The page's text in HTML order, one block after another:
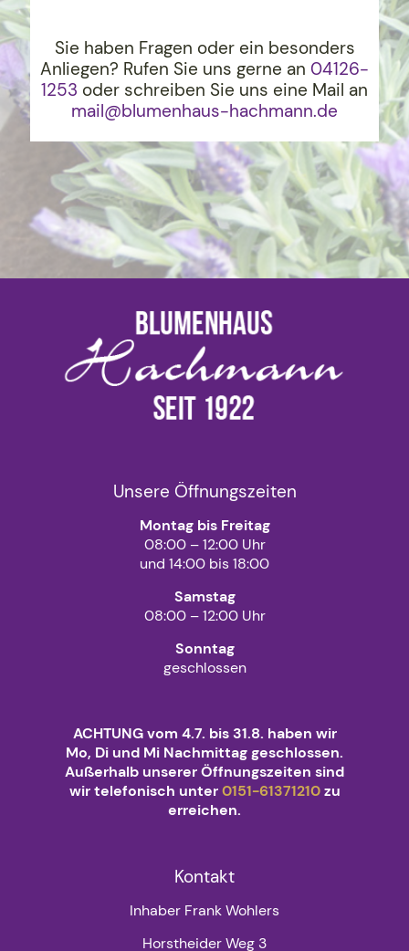
Sie haben Fragen oder ein besonders
Anliegen? Rufen Sie uns gerne an 04126-
1253 oder schreiben Sie uns eine Mail an
mail@blumenhaus-hachmann.de
Unsere Öffnungszeiten
Montag bis Freitag
08:00 – 12:00 Uhr
und 14:00 bis 18:00
Samstag
08:00 – 12:00 Uhr
Sonntag
geschlossen
ACHTUNG vom 4.7. bis 31.8. haben wir
Mo, Di und Mi Nachmittag geschlossen.
Außerhalb unserer Öffnungszeiten sind
wir telefonisch unter0151-61371210zu
erreichen.
Kontakt
Inhaber Frank Wohlers
Horstheider Weg 3